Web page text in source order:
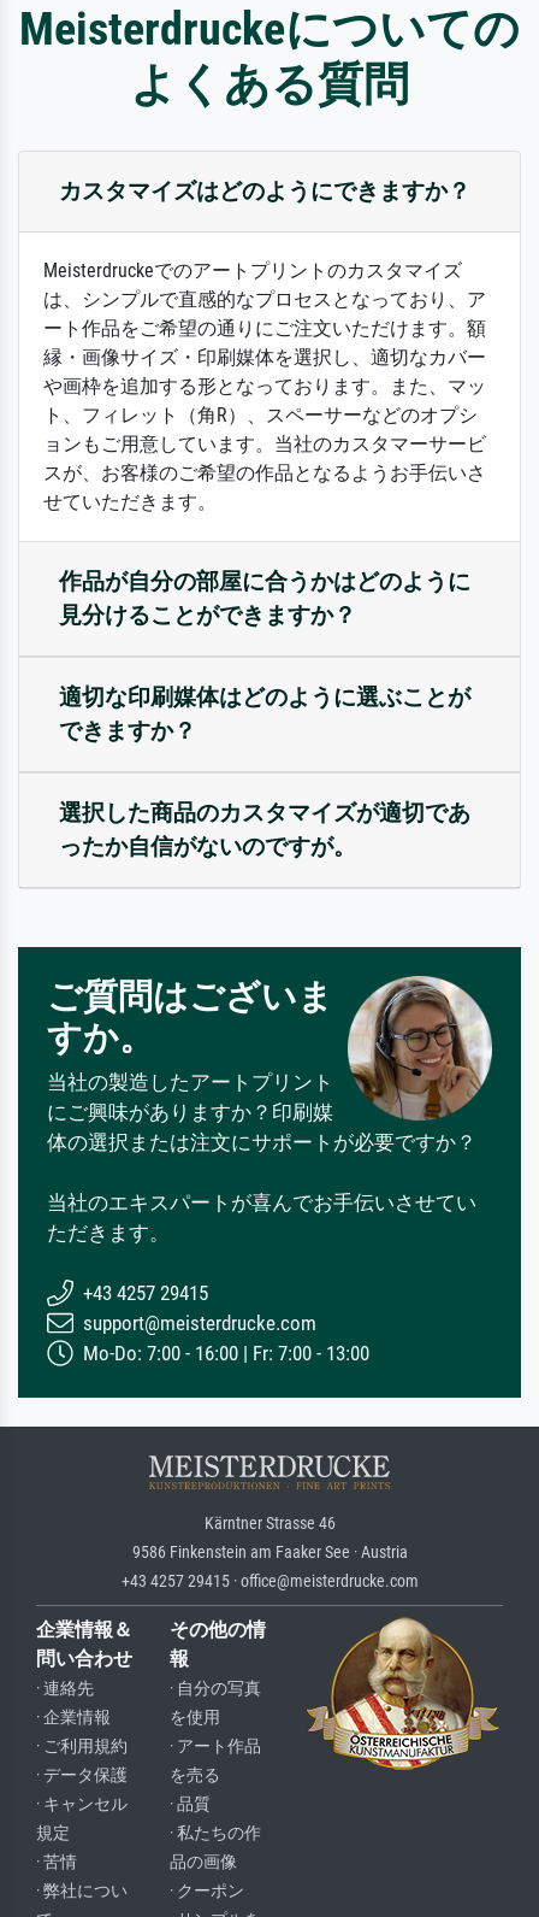
Meisterdruckeについての
よくある質問
カスタマイズはどのようにできますか？
Meisterdruckeでのアートプリントのカスタマイズ
は、シンプルで直感的なプロセスとなっており、ア
ート作品をご希望の通りにご注文いただけます。額
縁・画像サイズ・印刷媒体を選択し、適切なカバー
や画枠を追加する形となっております。また、マッ
ト、フィレット（角R）、スペーサーなどのオプシ
ョンもご用意しています。当社のカスタマーサービ
スが、お客様のご希望の作品となるようお手伝いさ
せていただきます。
作品が自分の部屋に合うかはどのように
見分けることができますか？
適切な印刷媒体はどのように選ぶことが
できますか？
選択した商品のカスタマイズが適切であ
ったか自信がないのですが。
ご質問はございま
すか。
当社の製造したアートプリント
にご興味がありますか？印刷媒
体の選択または注文にサポートが必要ですか？
当社のエキスパートが喜んでお手伝いさせてい
ただきます。
+43 4257 29415
support@meisterdrucke.com
Mo-Do: 7:00 - 16:00 | Fr: 7:00 - 13:00
Kärntner Strasse 46
9586 Finkenstein am Faaker See · Austria
+43 4257 29415 · office@meisterdrucke.com
企業情報＆
問い合わせ
· 連絡先
· 企業情報
· ご利用規約
· データ保護
· キャンセル
規定
· 苦情
· 弊社につい
その他の情
報
· 自分の写真
を使用
· アート作品
を売る
· 品質
· 私たちの作
品の画像
· クーポン